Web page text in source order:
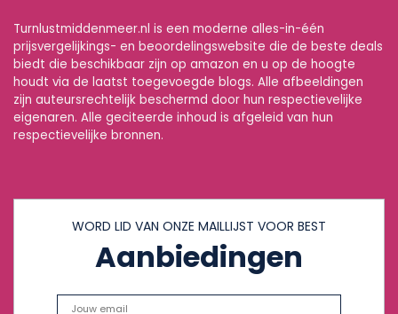
Turnlustmiddenmeer.nl is een moderne alles-in-één
prijsvergelijkings- en beoordelingswebsite die de beste deals
biedt die beschikbaar zijn op amazon en u op de hoogte
houdt via de laatst toegevoegde blogs. Alle afbeeldingen
zijn auteursrechtelijk beschermd door hun respectievelijke
eigenaren. Alle geciteerde inhoud is afgeleid van hun
respectievelijke bronnen.
WORD LID VAN ONZE MAILLIJST VOOR BEST
Aanbiedingen